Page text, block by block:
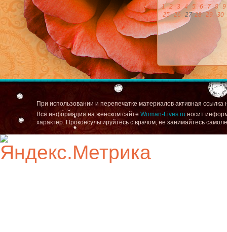
1 2 3 4 5 6 7 8
9
25 26 27 28 29 30
При использовании и перепечатке материалов активная ссылка
Вся информация на женском сайте Woman-Lives.ru носит
характер. Проконсультируйтесь с врачом, не занимайтесь